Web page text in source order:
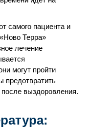
самого пациента и
Терра»
лечение
могут пройти
предотвратить
выздоровления.